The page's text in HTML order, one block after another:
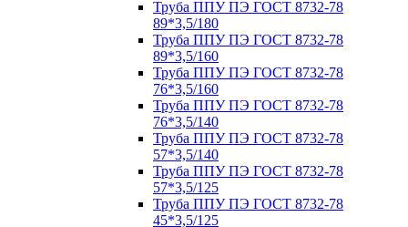
Труба ППУ ПЭ ГОСТ 8732-78
89*3,5/180
Труба ППУ ПЭ ГОСТ 8732-78
89*3,5/160
Труба ППУ ПЭ ГОСТ 8732-78
76*3,5/160
Труба ППУ ПЭ ГОСТ 8732-78
76*3,5/140
Труба ППУ ПЭ ГОСТ 8732-78
57*3,5/140
Труба ППУ ПЭ ГОСТ 8732-78
57*3,5/125
Труба ППУ ПЭ ГОСТ 8732-78
45*3,5/125